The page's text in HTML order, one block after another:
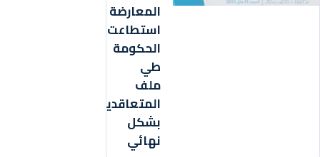
المعارضة
استطاعت
الحكومة
طي
ملف
المتعاقدين
بشكل
نهائي